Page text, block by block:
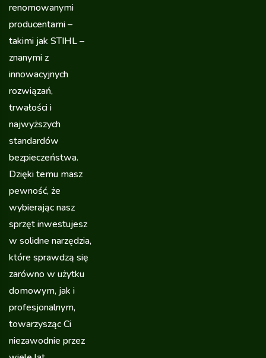
renomowanymi
producentami –
takimi jak STIHL –
znanymi z
innowacyjnych
rozwiązań,
trwałości i
najwyższych
standardów
bezpieczeństwa.
Dzięki temu masz
pewność, że
wybierając nasz
sprzęt inwestujesz
w solidne narzędzia,
które sprawdzą się
zarówno w użytku
domowym, jak i
profesjonalnym,
towarzysząc Ci
niezawodnie przez